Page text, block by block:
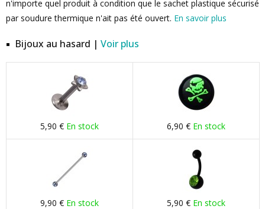
n'importe quel produit à condition que le sachet plastique sécurisé
par soudure thermique n'ait pas été ouvert. En savoir plus
Bijoux au hasard | Voir plus
5,90 € En stock 6,90 € En stock
9,90 € En stock 5,90 € En stock